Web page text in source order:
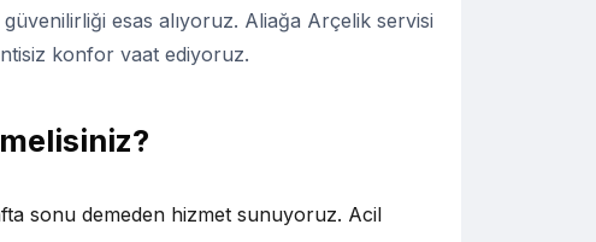
esas alıyoruz. Aliağa Arçelik servisi
konfor vaat ediyoruz.
sonu demeden hizmet sunuyoruz. Acil